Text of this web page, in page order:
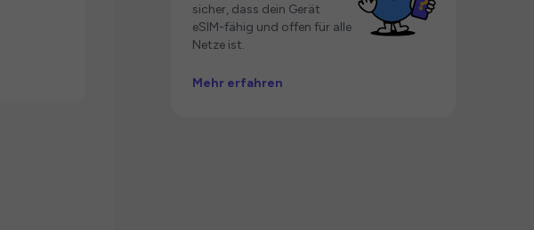
sicher, dass dein Gerät
eSIM-fähig und offen für alle
Netze ist.
Mehr erfahren